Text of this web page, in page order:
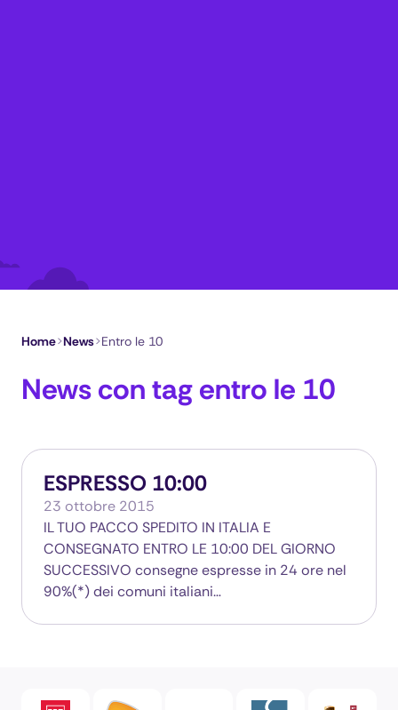
Home>News>Entro le 10
News con tag entro le 10
ESPRESSO 10:00
23 ottobre 2015
IL TUO PACCO SPEDITO IN ITALIA E
CONSEGNATO ENTRO LE 10:00 DEL GIORNO
SUCCESSIVO consegne espresse in 24 ore nel
90%(*) dei comuni italiani…